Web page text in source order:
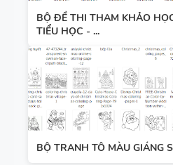
BỘ ĐỀ THI THAM KHẢO
TIỂU HỌC - ...
BỘ TRANH TÔ MÀU GIÁNG